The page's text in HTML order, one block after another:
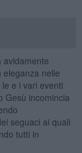
avidamente
eleganza nelle
e i vari eventi
Gesù incomincia
seguaci ai quali
tutti in